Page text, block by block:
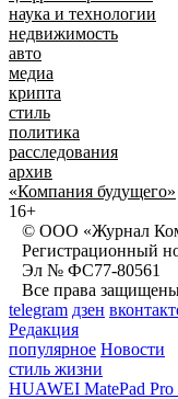
наука и технологии
недвижимость
авто
медиа
крипта
стиль
политика
расследования
архив
«Компания будущего»
16+
© ООО «Журнал
Регистрационный
Эл № ФС77-80561
Все права
telegram дзен
Редакция
популярное Новости
стиль жизни
HUAWEI MatePad Pro